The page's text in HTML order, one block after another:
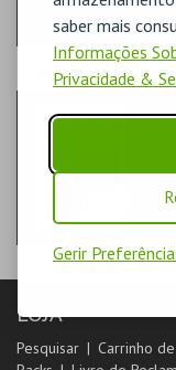
saber mais
Informações
Privacidade &
Gerir
Escolha a
PASSO-
LOJA
Pesquisar Carrinho